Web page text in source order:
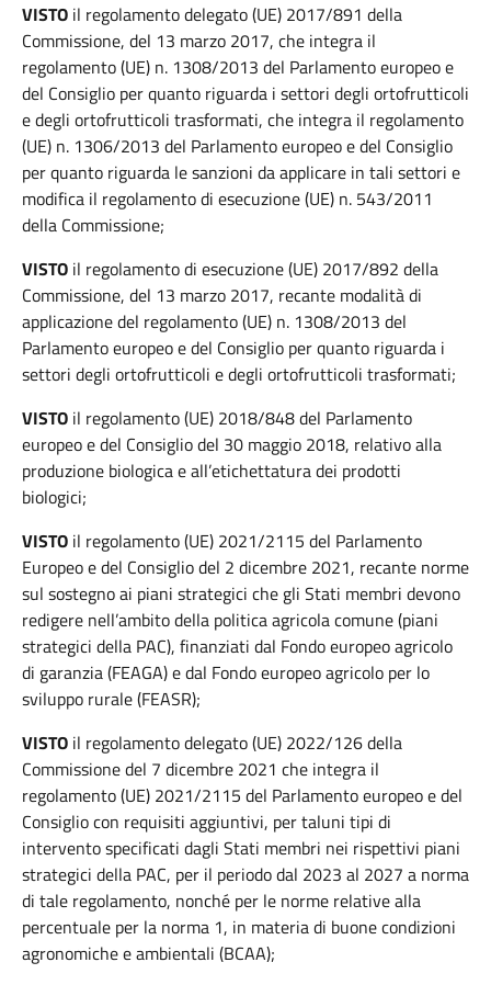
VISTO il regolamento delegato (UE) 2017/891 della
Commissione, del 13 marzo 2017, che integra il
regolamento (UE) n. 1308/2013 del Parlamento europeo e
del Consiglio per quanto riguarda i settori degli ortofrutticoli
e degli ortofrutticoli trasformati, che integra il regolamento
(UE) n. 1306/2013 del Parlamento europeo e del Consiglio
per quanto riguarda le sanzioni da applicare in tali settori e
modifica il regolamento di esecuzione (UE) n. 543/2011
della Commissione;
VISTO il regolamento di esecuzione (UE) 2017/892 della
Commissione, del 13 marzo 2017, recante modalità di
applicazione del regolamento (UE) n. 1308/2013 del
Parlamento europeo e del Consiglio per quanto riguarda i
settori degli ortofrutticoli e degli ortofrutticoli trasformati;
VISTO il regolamento (UE) 2018/848 del Parlamento
europeo e del Consiglio del 30 maggio 2018, relativo alla
produzione biologica e all’etichettatura dei prodotti
biologici;
VISTO il regolamento (UE) 2021/2115 del Parlamento
Europeo e del Consiglio del 2 dicembre 2021, recante norme
sul sostegno ai piani strategici che gli Stati membri devono
redigere nell’ambito della politica agricola comune (piani
strategici della PAC), finanziati dal Fondo europeo agricolo
di garanzia (FEAGA) e dal Fondo europeo agricolo per lo
sviluppo rurale (FEASR);
VISTO il regolamento delegato (UE) 2022/126 della
Commissione del 7 dicembre 2021 che integra il
regolamento (UE) 2021/2115 del Parlamento europeo e del
Consiglio con requisiti aggiuntivi, per taluni tipi di
intervento specificati dagli Stati membri nei rispettivi piani
strategici della PAC, per il periodo dal 2023 al 2027 a norma
di tale regolamento, nonché per le norme relative alla
percentuale per la norma 1, in materia di buone condizioni
agronomiche e ambientali (BCAA);